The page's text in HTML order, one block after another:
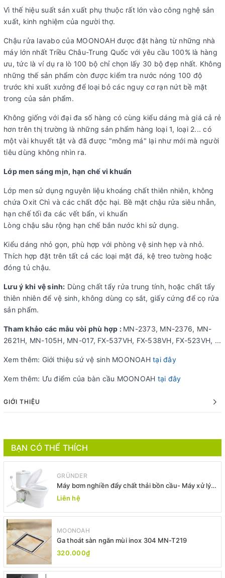
Vì thế hiệu suất sản xuất phụ thuộc rất lớn vào công nghệ sản
xuất, kinh nghiệm của người thợ.
Chậu rửa lavabo của MOONOAH được đặt hàng từ những nhà
máy lớn nhất Triều Châu-Trung Quốc với yêu cầu 100% là hàng
ưu, tức là ví dụ ra lò 100 bộ chỉ chọn lấy 30 bộ đẹp nhất. Không
những thế sản phẩm còn được kiểm tra nước nóng 100 độ
trước khi xuất xưởng để loại bỏ các nguy cơ rạn nứt bề mặt
trong của sản phẩm.
Không giống với đại đa số hàng có cùng kiểu dáng mà giá cả rẻ
hơn trên thị trường là những sản phẩm hàng loại 1, loại 2... có
một vài khuyết tật và đã được "mông má" lại như mới mà người
tiêu dùng không nhìn ra.
Lớp men sáng mịn, hạn chế vi khuẩn
Lớp men sử dụng nguyên liệu khoáng chất thiên nhiên, không
chứa Oxit Chì và các chất độc hại. Bề mặt chậu rửa siêu nhẵn,
hạn chế tối đa các vết bẩn, vi khuẩn
Lòng chậu sâu rộng hạn chế bắn nước khi sử dụng.
Kiểu dáng nhỏ gọn, phù hợp với phòng vệ sinh hẹp và nhỏ.
Thích hợp đặt trên tất cả các loại mặt đá, kệ treo tường hoặc
đóng tủ chậu.
Lưu ý khi vệ sinh: Dùng chất tẩy rửa trung tính, hoặc chất tẩy
thiên nhiên để vệ sinh, không dùng cọ sắt, giấy cứng để cọ rửa
sản phẩm.
Tham khảo các mẫu vòi phù hợp : MN-2373, MN-2376, MN-
2621H, MN-105H, MN-017, FX-537VH, FX-538VH, FX-523VH, ...
Xem thêm: Giới thiệu sứ vệ sinh MOONOAHtại đây
Xem thêm: Ưu điểm của bàn cầu MOONOAH tại đây
GIỚI THIỆU
BẠN CÓ THỂ THÍCH
GRÜNDER
Máy bơm nghiền đẩy chất thải bồn cầu- Máy xử lý
chất thải bồn cầu -Máy bơm xả thải
Liên hệ
MOONOAH
Ga thoát sàn ngăn mùi inox 304 MN-T219
320.000₫